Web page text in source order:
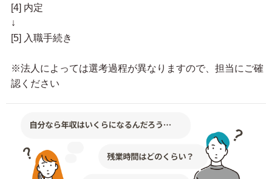
[4] 内定
↓
[5] 入職手続き
※法人によっては選考過程が異なりますので、担当にご確
認ください